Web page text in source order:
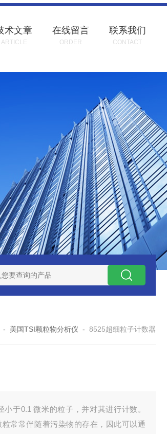
术文章
ARTICLE
在线留言
ORDER
联系我们
CONTACT
体空气采样器 CQB1500数字恒流防爆矿用
- 美国TSI颗粒物分析仪 - 8525超细粒子计数器
小于0.1 微米的粒子，并对其进行计数。
常常伴随着污染物的存在，因此可以通